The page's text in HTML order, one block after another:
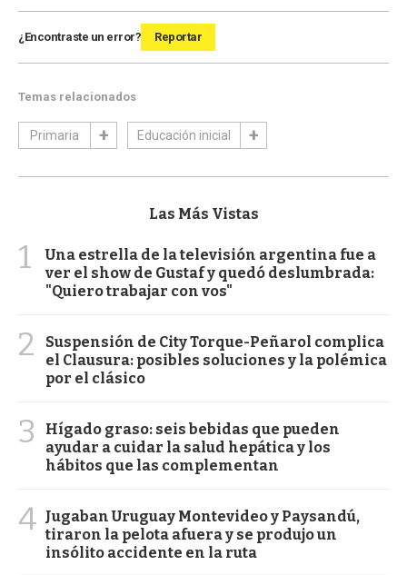
¿Encontraste un error? Reportar
Temas relacionados
Primaria Educación inicial
Las Más Vistas
1
Una estrella de la televisión argentina fue a
ver el show de Gustaf y quedó deslumbrada:
"Quiero trabajar con vos"
2
Suspensión de City Torque-Peñarol complica
el Clausura: posibles soluciones y la polémica
por el clásico
3
Hígado graso: seis bebidas que pueden
ayudar a cuidar la salud hepática y los
hábitos que las complementan
4 Jugaban Uruguay Montevideo y Paysandú,
tiraron la pelota afuera y se produjo un
insólito accidente en la ruta